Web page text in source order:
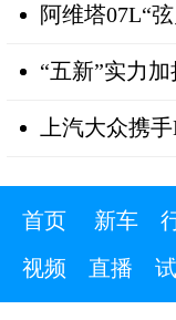
阿维塔07L“
“五新”实力
上汽大众携
首页 新车
视频
直播